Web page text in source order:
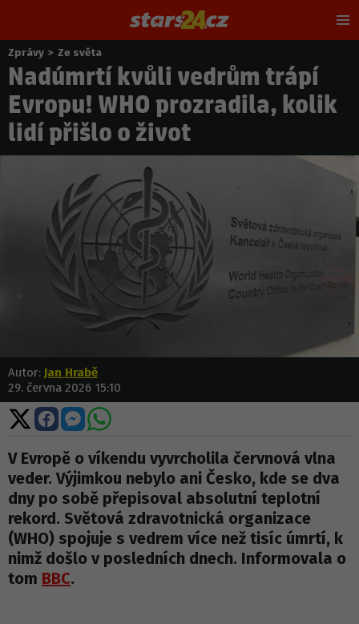
Nacházíte
se
zde:
Zprávy > Ze světa
Nadúmrtí kvůli vedrům trápí
Evropu! WHO prozradila, kolik
lidí přišlo o život
Autor: Jan Hrabě
29. června 2026 15:10
Sdílet
na
X
Sdílet
na
Facebooku
Sdílet
na
Messengeru
Sdílet
WhatsApp
V Evropě o víkendu vyvrcholila červnová vlna
veder. Výjimkou nebylo ani Česko, kde se dva
dny po sobě přepisoval absolutní teplotní
rekord. Světová zdravotnická organizace
(WHO) spojuje s vedrem více než tisíc úmrtí, k
nimž došlo v posledních dnech. Informovala o
tom BBC.